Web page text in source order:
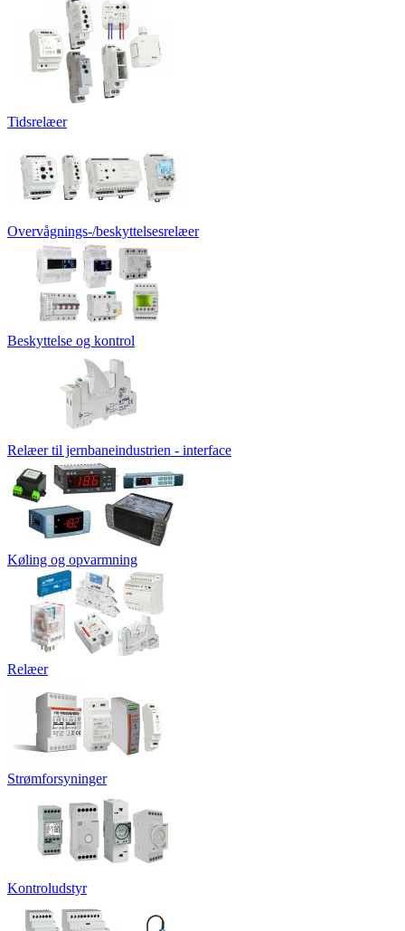
Tidsrelæer
Overvågnings-/beskyttelsesrelæer
Beskyttelse og kontrol
Relæer til jernbaneindustrien - interface
Køling og opvarmning
Relæer
Strømforsyninger
Kontroludstyr